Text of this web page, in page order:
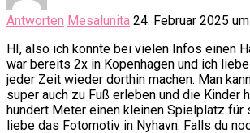
Antworten Mesalunita 24. Februar 2025
HI, also ich konnte bei vielen Infos einen
war bereits 2x in Kopenhagen und ich
jeder Zeit wieder dorthin machen. Man
super auch zu Fuß erleben und die Kinder
hundert Meter einen kleinen Spielplatz für
liebe das Fotomotiv in Nyhavn. Falls du